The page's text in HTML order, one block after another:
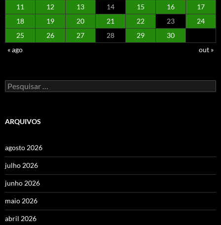
11
12 13 14 15 16
17
18
19 20 21 22 23
24
25
26 27 28 29
30
« ago
out »
Pesquisar
por:
ARQUIVOS
agosto 2026
julho 2026
junho 2026
maio 2026
abril 2026